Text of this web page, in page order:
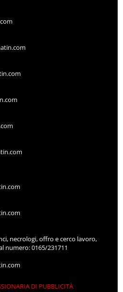
necrologi, offro e cerco lavoro,
numero: 0165/231711
DI PUBBLICITÀ